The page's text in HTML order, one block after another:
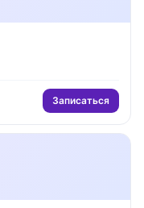
Записаться